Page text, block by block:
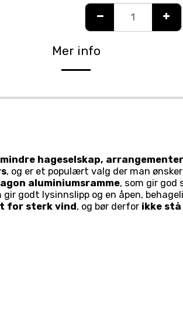
Mer info
mindre hageselskap,
, og er et populært valg der man
aluminiumsramme, som gir god
gir godt lysinnslipp og en åpen,
for sterk vind, og bør derfor ikke